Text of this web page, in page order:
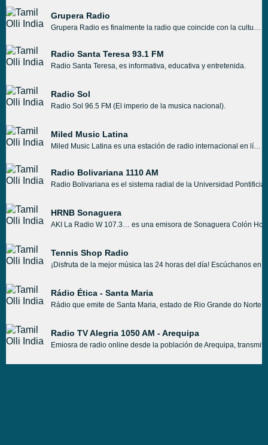
Grupera Radio
Grupera Radio es finalmente la radio que coincide con la cultura, la tradición y el comportamiento de escucha de los oyentes y personas mexicanas. La radio reproduce música que coincide cultural y tradicionalmente con el credo y la cultura de México. Grupera Radio tiene que ser la mejor radio de su tipo que existe.
Radio Santa Teresa 93.1 FM
Radio Santa Teresa, es informativa, educativa y entretenida.
Radio Sol
Radio Sol 96.5 FM (El imperio de la musica nacional).
Miled Music Latina
Miled Music Latina es una estación de radio internacional en línea que reproduce música latina fresca para una audiencia global. Miled Music Latina es una estación independiente para la generación en línea, que conecta a aquellos que ya tienen una fuerte conexión con México.
Radio Bolivariana 1110 AM
Radio Bolivariana es el sistema radial de la Universidad
HRNB Sonaguera
AKI La Radio W 107.3… es una emisora de Sonaguera Colón
Tennis Shop Radio
¡Disfruta de la mejor música las 24 horas del día! Escúchanos en
Rádio Ética - Santa Maria
Rádio que emite de Santa Maria, estado de Rio Grande do
Radio TV Alegria 1050 AM - Arequipa
Emiosra de radio online desde la población de Arequipa,